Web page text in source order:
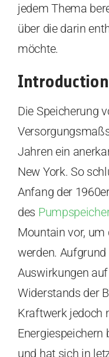
jedem Thema
über die darin
möchte.
Introduction
Die Speicherung
Jahren ein
New York. So
Anfang der
des
Mountain vor, um
werden.
Auswirkungen
Widerstands der
Kraftwerk jedoch
Energiespeichern
und hat sich in